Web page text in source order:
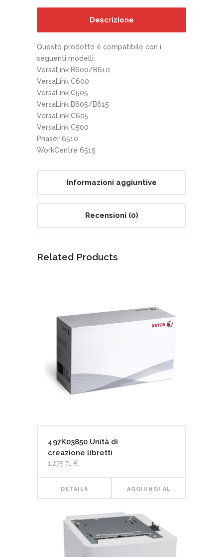
Descrizione
Questo prodotto è compatibile con i
seguenti modelli:
VersaLink B600/B610
VersaLink C600
VersaLink C505
VersaLink B605/B615
VersaLink C605
VersaLink C500
Phaser 6510
WorkCentre 6515
Informazioni aggiuntive
Recensioni (0)
Related Products
497K03850 Unità di
creazione libretti
1.275,71 €
DETAILS AGGIUNGI AL